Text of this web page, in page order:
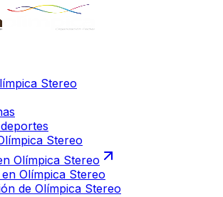
Stereo
Stereo
Olímpica Stereo
Olímpica Stereo
de Olímpica Stereo